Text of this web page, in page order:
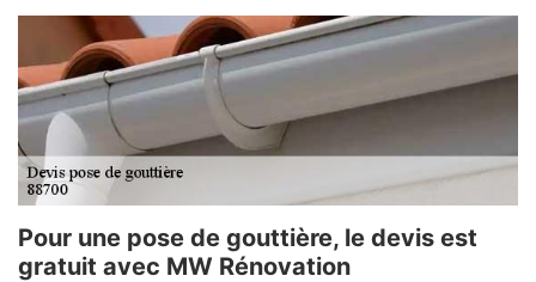
Pour une pose de gouttière, le devis est
gratuit avec MW Rénovation